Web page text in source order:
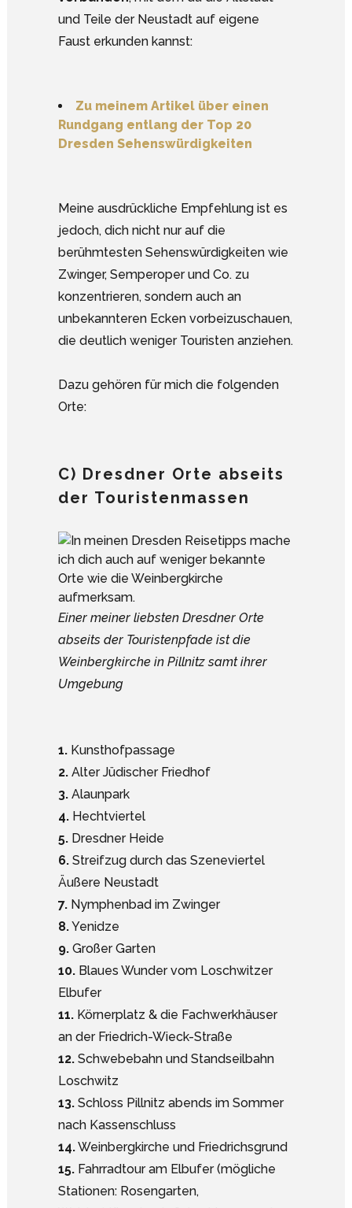
und Teile der Neustadt auf eigene
Faust erkunden kannst:
Zu meinem Artikel über einen
Rundgang entlang der Top 20
Dresden Sehenswürdigkeiten
Meine ausdrückliche Empfehlung ist es
jedoch, dich nicht nur auf die
berühmtesten Sehenswürdigkeiten wie
Zwinger, Semperoper und Co. zu
konzentrieren, sondern auch an
unbekannteren Ecken vorbeizuschauen,
die deutlich weniger Touristen anziehen.
Dazu gehören für mich die folgenden
Orte:
C) Dresdner Orte abseits
der Touristenmassen
Einer meiner liebsten Dresdner Orte
abseits der Touristenpfade ist die
Weinbergkirche in Pillnitz samt ihrer
Umgebung
1. Kunsthofpassage
2. Alter Jüdischer Friedhof
3. Alaunpark
4. Hechtviertel
5. Dresdner Heide
6. Streifzug durch das Szeneviertel
Äußere Neustadt
7. Nymphenbad im Zwinger
8.Yenidze
9. Großer Garten
10. Blaues Wunder vom Loschwitzer
Elbufer
11. Körnerplatz & die Fachwerkhäuser
an der Friedrich-Wieck-Straße
12. Schwebebahn und Standseilbahn
Loschwitz
13. Schloss Pillnitz abends im Sommer
nach Kassenschluss
14.Weinbergkirche und Friedrichsgrund
15. Fahrradtour am Elbufer (mögliche
Stationen: Rosengarten,